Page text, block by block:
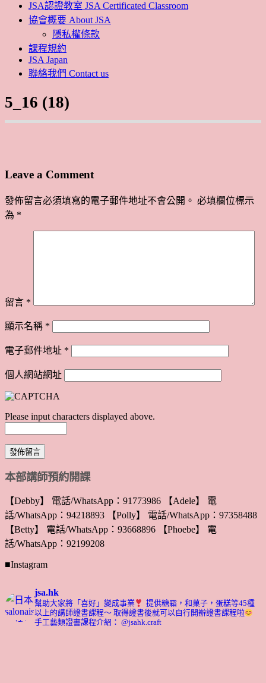
JSA認證教室 JSA Certificated Classroom
協會概要 About JSA
隱私權條款
課程規約
JSA Japan
聯絡我們 Contact us
5_16 (18)
Leave a Comment
發佈留言必須填寫的電子郵件地址不會公開。 必填欄位標示
為 *
留言 *
顯示名稱 *
電子郵件地址 *
個人網站網址
Please input characters displayed above.
本部講師預約開課
【Debby】 電話/WhatsApp：91773986 【Adele】 電
話/WhatsApp：94218893 【Polly】 電話/WhatsApp：97358488
【Betty】 電話/WhatsApp：93668896 【Phoebe】 電
話/WhatsApp：92199208
■Instagram
jsa.hk
幫助大家將「喜好」變成事業
提供糖霜，和菓子，蛋糕等45種
以上的講師證書課程～ 取得證書後就可以自行開辦證書課程啦
手工藝類證書課程介紹： @jsahk.craft